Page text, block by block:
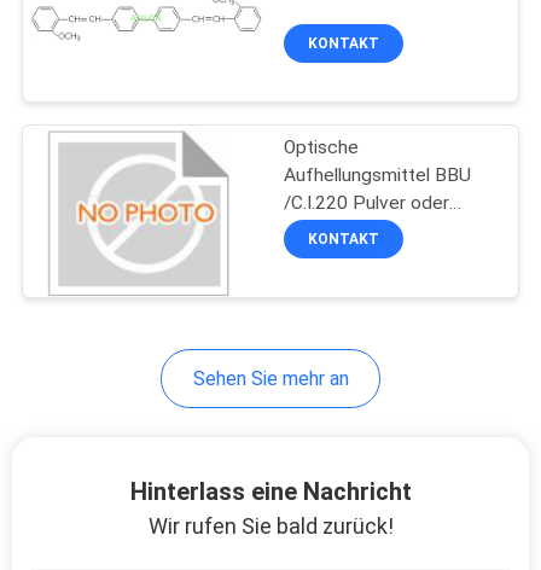
KONTAKT
Optische
Aufhellungsmittel BBU
/C.I.220 Pulver oder
Flüssigkeit
KONTAKT
Sehen Sie mehr an
Hinterlass eine Nachricht
Wir rufen Sie bald zurück!